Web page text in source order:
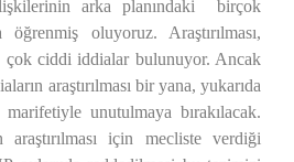
arka planındaki
birçok
oluyoruz. Araştırılması,
çok ciddi iddialar bulunuyor. Ancak
araştırılması bir yana, yukarıda
unutulmaya bırakılacak.
için mecliste verdiği